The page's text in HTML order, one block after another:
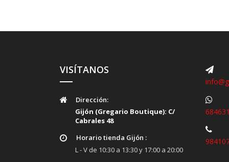
VISÍTANOS
Dirección:
Gijón (Gregario Boutique): C/
Cabrales 48
Horario tienda Gijón :
L - V de 10:30 a 13:30 y 17:00 a 20:00